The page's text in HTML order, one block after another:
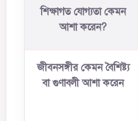
শিক্ষাগত যোগ্যতা কেমন
আশা করেন?
জীবনসঙ্গীর কেমন বৈশিষ্ট্য
বা গুণাবলী আশা করেন